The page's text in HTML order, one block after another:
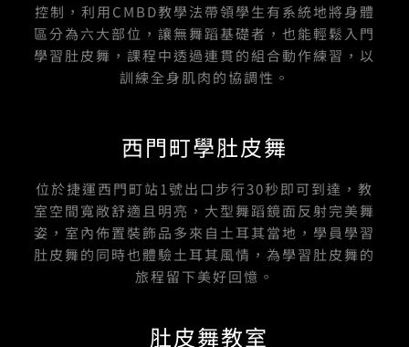
控制，利用CMBD教學法帶領學生有系統地將身體
區分為六大部位，讓無舞蹈基礎者，也能輕鬆入門
學習肚皮舞，課程中透過連貫的組合動作練習，以
訓練全身肌肉的協調性。
西門町學肚皮舞
位於捷運西門町站1號出口步行30秒即可到達，教
室空間寬敞舒適且明亮，大型舞蹈鏡面反射完美舞
姿，室內佈置裝飾品多來自土耳其當地，學員學習
肚皮舞的同時也體驗土耳其風情，為學習肚皮舞的
旅程留下美好回憶。
肚皮舞教室